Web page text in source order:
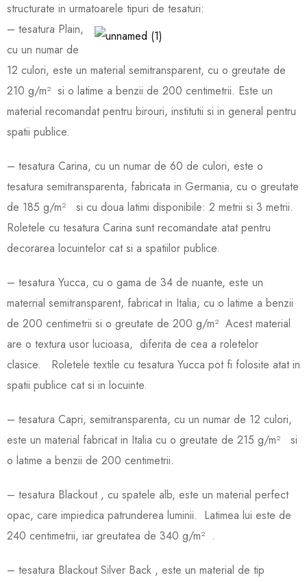
structurate in urmatoarele tipuri de tesaturi:
– tesatura Plain,
cu un numar de
12 culori, este un material semitransparent, cu o greutate de
210 g/m² si o latime a benzii de 200 centimetrii. Este un
material recomandat pentru birouri, institutii si in general pentru
spatii publice.
– tesatura Carina, cu un numar de 60 de culori, este o
tesatura semitransparenta, fabricata in Germania, cu o greutate
de 185 g/m² si cu doua latimi disponibile: 2 metrii si 3 metrii.
Roletele cu tesatura Carina sunt recomandate atat pentru
decorarea locuintelor cat si a spatiilor publice.
– tesatura Yucca, cu o gama de 34 de nuante, este un
materrial semitransparent, fabricat in Italia, cu o latime a benzii
de 200 centimetrii si o greutate de 200 g/m² Acest material
are o textura usor lucioasa, diferita de cea a roletelor
clasice. Roletele textile cu tesatura Yucca pot fi folosite atat in
spatii publice cat si in locuinte.
– tesatura Capri, semitransparenta, cu un numar de 12 culori,
este un material fabricat in Italia cu o greutate de 215 g/m² si
o latime a benzii de 200 centimetrii.
– tesatura Blackout , cu spatele alb, este un material perfect
opac, care impiedica patrunderea luminii. Latimea lui este de
240 centimetrii, iar greutatea de 340 g/m² .
– tesatura Blackout Silver Back , este un material de tip